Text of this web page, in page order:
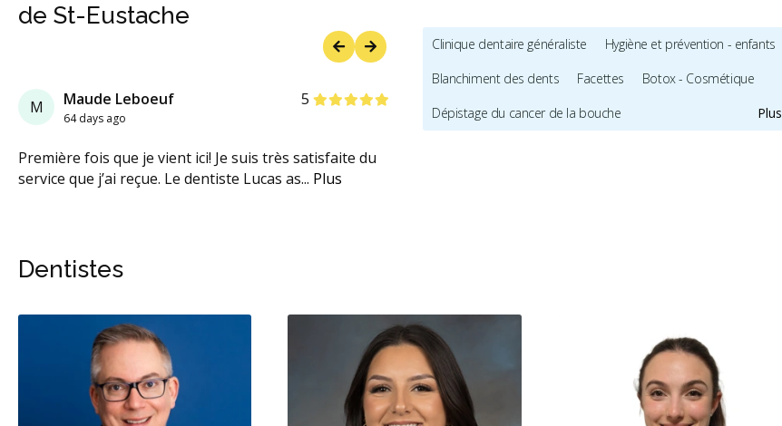
de St-Eustache
M Maude Leboeuf
64 days ago
5étoiles
Première fois que je vient ici! Je suis très satisfaite du
service que j’ai reçue. Le dentiste Lucas as... Plus
étoiles étoiles
étoiles
étoiles
Plus
Clinique dentaire généraliste
Hygiène et prévention - enfants
Blanchiment des dents
Facettes
Botox - Cosmétique
Dépistage du cancer de la bouche
Nettoyages dentaires
Soins dentaires pour enfants
Services esthétiques
Diagnostique
Endodontie
Chirurgie buccale
Dentistes